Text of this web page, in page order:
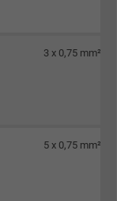
3 x 0,75 mm²
5 x 0,75 mm²